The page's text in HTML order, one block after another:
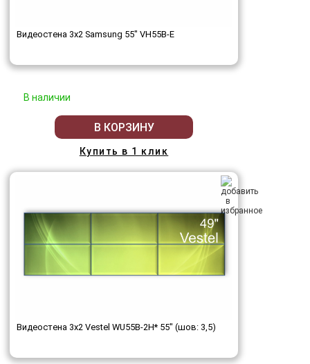
Видеостена 3x2 Samsung 55" VH55B-E
В наличии
В КОРЗИНУ
Купить в 1 клик
Видеостена 3x2 Vestel WU55B-2H* 55" (шов: 3,5)